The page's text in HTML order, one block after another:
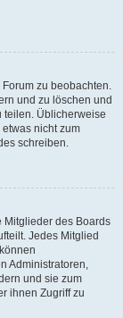
zu beobachten.
und zu löschen und
teilen. Üblicherweise
etwas nicht zum
schreiben.
Mitglieder des Boards
Jedes Mitglied
Administratoren,
und sie zum
ihnen Zugriff zu